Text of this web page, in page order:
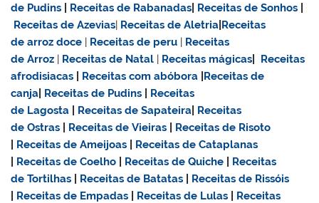
de Pudins
Receitas de Rabanadas Receitas de Sonhos
Receitas de Azevias| Receitas de Aletria Receitas
dearroz doce | Receitas de peru | Receitas
de Arroz | Receitas de Natal | Receitas mágicas
Receitas
afrodisiacas
Receitas com abóbora Receitas de
canja Receitas de Pudins
Receitas
de Lagosta
Receitas de Sapateira Receitas
de Ostras
Receitas de Vieiras
Receitas de Risoto
Receitas de Ameijoas
Receitas de Cataplanas
Receitas de Coelho Receitas de Quiche
Receitas
de Tortilhas
Receitas de Batatas
Receitas de Rissóis
Receitas de Empadas Receitas de Lulas
Receitas